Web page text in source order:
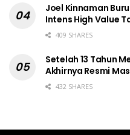
Joel Kinnaman
Intens High Value
409 SHARES
Setelah 13 Tahun
Akhirnya Resmi
432 SHARES